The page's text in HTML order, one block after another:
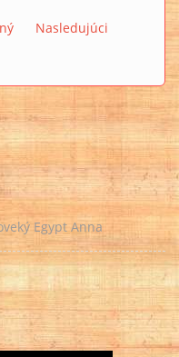
Nasledujúci
Egypt Anna